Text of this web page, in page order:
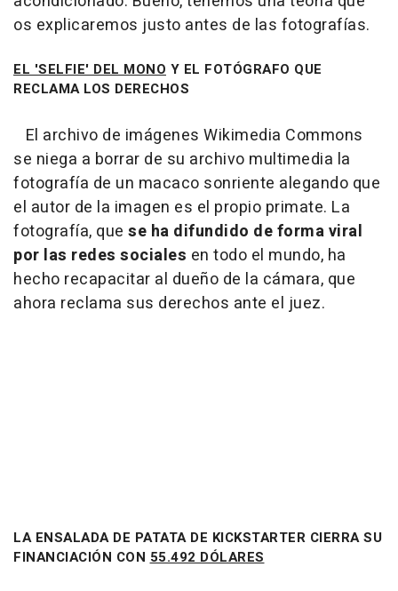
os explicaremos justo antes de las fotografías.
EL 'SELFIE' DEL MONO Y EL FOTÓGRAFO QUE
RECLAMA LOS DERECHOS
El archivo de imágenes Wikimedia Commons
se niega a borrar de su archivo multimedia la
fotografía de un macaco sonriente alegando que
el autor de la imagen es el propio primate. La
fotografía, que se ha difundido de forma viral
por las redes sociales en todo el mundo, ha
hecho recapacitar al dueño de la cámara, que
ahora reclama sus derechos ante el juez.
LA ENSALADA DE PATATA DE KICKSTARTER CIERRA SU
FINANCIACIÓN CON 55.492 DÓLARES